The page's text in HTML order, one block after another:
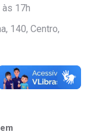
17h
140, Centro,
de 2023